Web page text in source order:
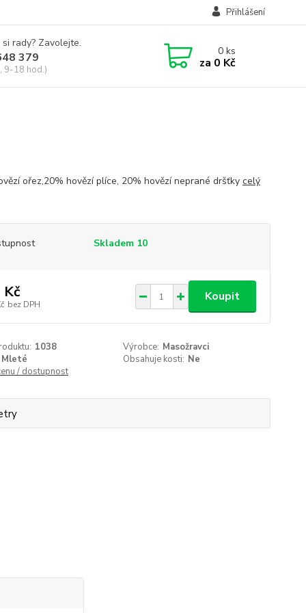
Přihlášení
rady? Zavolejte.
379
9-18 hod.)
0ks
za 0 Kč
ořez,20% hovězí plíce, 20% hovězí neprané dršťky celý
Skladem 10
Kč
bez DPH
Koupit
1038 Výrobce: Masožravci
Mleté
Obsahuje kosti: Ne
/ dostupnost